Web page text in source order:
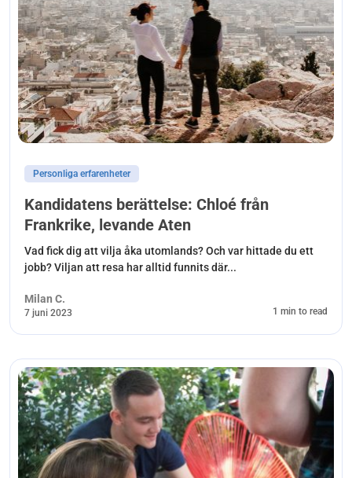
Personliga erfarenheter
Kandidatens berättelse: Chloé från
Frankrike, levande Aten
Vad fick dig att vilja åka utomlands? Och var hittade du ett
jobb? Viljan att resa har alltid funnits där...
Milan C.
7 juni 2023 1 min to read